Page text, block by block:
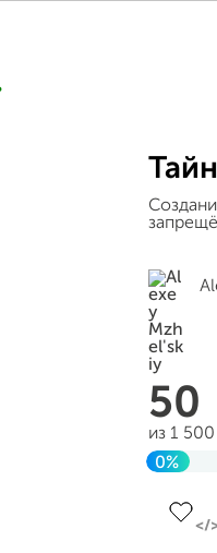
50
из 1
0%